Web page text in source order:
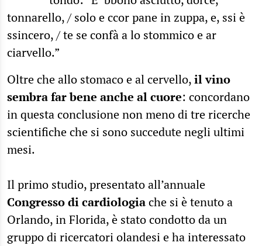
tonnarello, / solo e ccor pane in zuppa, e, ssi è
ssincero, / te se confà a lo stommico e ar
ciarvello.”
Oltre che allo stomaco e al cervello,il vino
sembra far bene anche al cuore: concordano
in questa conclusione non meno di tre ricerche
scientifiche che si sono succedute negli ultimi
mesi.
Il primo studio, presentato all’annuale
Congresso di cardiologiache si è tenuto a
Orlando, in Florida, è stato condotto da un
gruppo di ricercatori olandesi e ha interessato